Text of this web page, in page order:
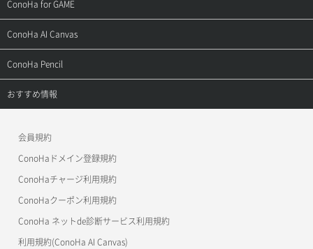
お問い合わせ
お乗り換えガイド
よくある質問
APIドキュメントVPS2.0
APIドキュメントVPS3.0
ご利用ガイド
APIドキュメントVPS2.0
APIドキュメントVPS3.0
ConoHa for GAME
サポートトップ
ご利用ガイド
ConoHa AI Canvas
サポートトップ
ご利用ガイド
ConoHa Pencil
サポートトップ
おすすめ情報
美雲このは徹底ガイド
会員規約
ConoHaドメイン登録規約
ConoHaチャージ利用規約
ConoHaクーポン利用規約
ConoHa ネットde診断サービス利用規約
利用規約(ConoHa AI Canvas)